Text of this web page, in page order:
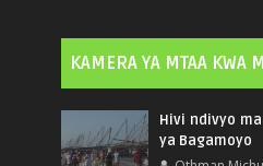
KAMERA YA MTAA KWA
Hivi ndivyo
ya Bagamoyo